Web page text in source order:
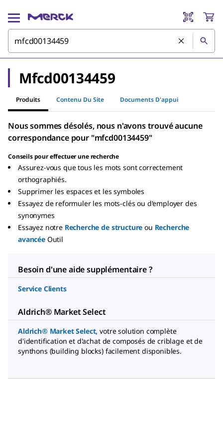
Mfcd00134459
Produits Contenu Du Site Documents D'appui
Nous sommes désolés, nous n'avons trouvé aucune
correspondance pour "mfcd00134459"
Conseils pour effectuer une recherche
Assurez-vous que tous les mots sont correctement
orthographiés.
Supprimer les espaces et les symboles
Essayez de reformuler les mots-clés ou d'employer des
synonymes
Essayez notre Recherche de structure ou Recherche
avancée Outil
Besoin d'une aide supplémentaire ?
Service Clients
Aldrich® Market Select
Aldrich® Market Select, votre solution complète
d'identification et d'achat de composés de criblage et de
synthons (building blocks) facilement disponibles.